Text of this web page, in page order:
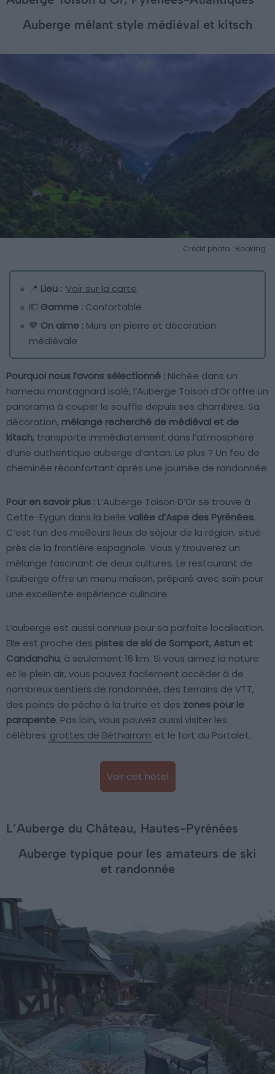
Auberge mêlant style médiéval et kitsch
Crédit photo : Booking
📍 Lieu : Voir sur la carte
💶 Gamme : Confortable
💙 On aime : Murs en pierre et décoration
médiévale
Pourquoi nous l’avons sélectionné : Nichée dans un
hameau montagnard isolé, l’Auberge Toison d’Or offre un
panorama à couper le souffle depuis ses chambres. Sa
décoration, mélange recherché de médiéval et de
kitsch, transporte immédiatement dans l’atmosphère
d’une authentique auberge d’antan. Le plus ? Un feu de
cheminée réconfortant après une journée de randonnée.
Pour en savoir plus : L’Auberge Toison D’Or se trouve à
Cette-Eygun dans la belle vallée d’Aspe des Pyrénées.
C’est l’un des meilleurs lieux de séjour de la région, situé
près de la frontière espagnole. Vous y trouverez un
mélange fascinant de deux cultures. Le restaurant de
l’auberge offre un menu maison, préparé avec soin pour
une excellente expérience culinaire.
L’auberge est aussi connue pour sa parfaite localisation.
Elle est proche des pistes de ski de Somport, Astun et
Candanchu, à seulement 16 km. Si vous aimez la nature
et le plein air, vous pouvez facilement accéder à de
nombreux sentiers de randonnée, des terrains de VTT,
des points de pêche à la truite et des zones pour le
parapente. Pas loin, vous pouvez aussi visiter les
célèbres grottes de Bétharram et le fort du Portalet.
Voir cet hôtel
L’Auberge du Château, Hautes-Pyrénées
Auberge typique pour les amateurs de ski
et randonnée